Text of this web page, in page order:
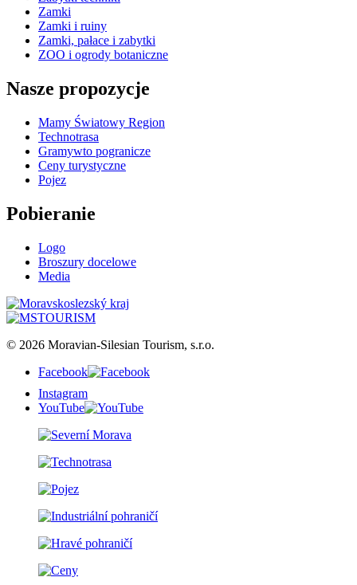
Zamki
Zamki i ruiny
Zamki, pałace i zabytki
ZOO i ogrody botaniczne
Nasze propozycje
Mamy Światowy Region
Technotrasa
Gramywto pogranicze
Ceny turystyczne
Pojez
Pobieranie
Logo
Broszury docelowe
Media
© 2026 Moravian-Silesian Tourism, s.r.o.
Facebook
Instagram
YouTube